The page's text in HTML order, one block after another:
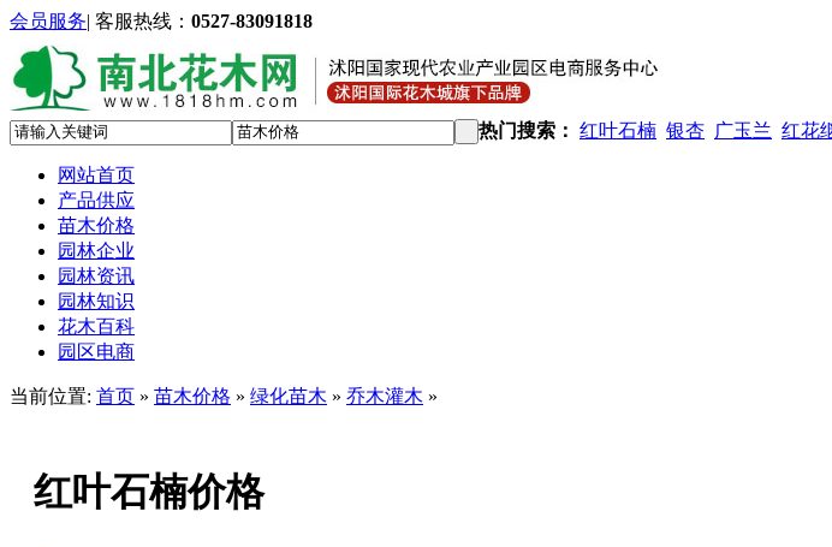
会员服务| 客服热线： 0527-83091818
热门搜索： 红叶石楠 银杏 广玉兰 红花
网站首页
产品供应
苗木价格
园林企业
园林资讯
园林知识
花木百科
园区电商
当前位置: 首页 » 苗木价格 » 绿化苗木 » 乔木灌木 »
红叶石楠价格